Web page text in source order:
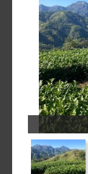
votre thé
Contactez-